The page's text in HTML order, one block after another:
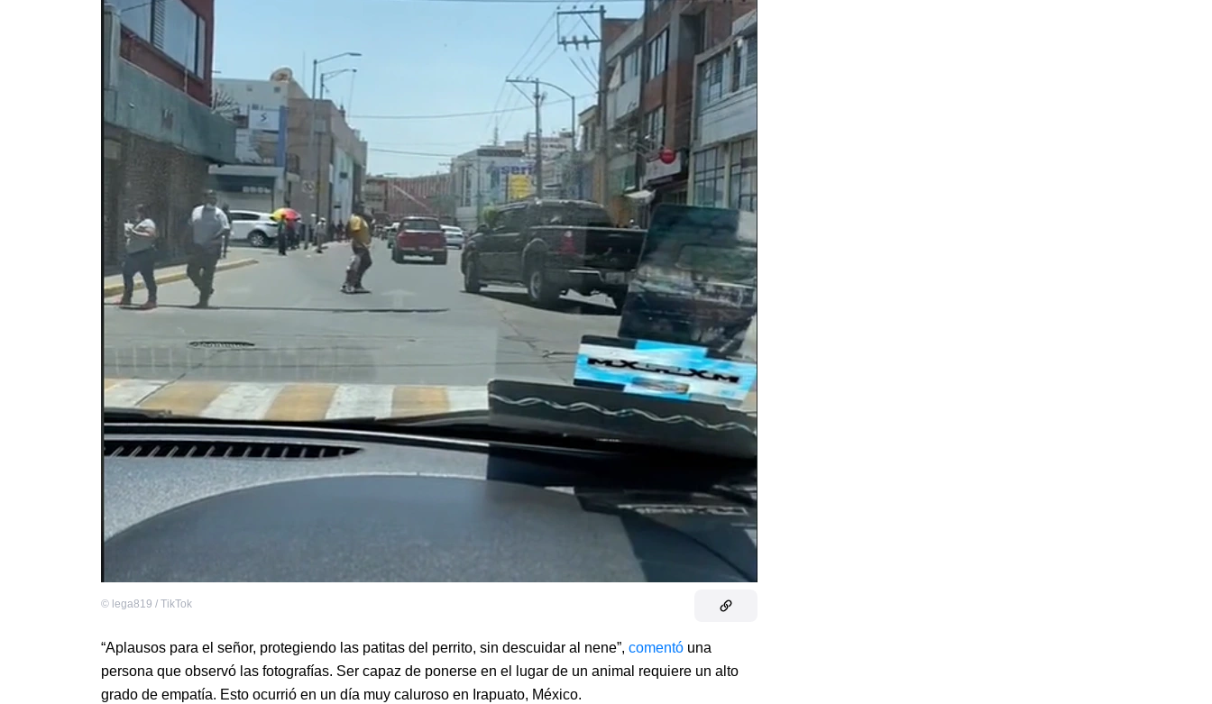
© lega819 / TikTok
“Aplausos para el señor, protegiendo las patitas del perrito, sin descuidar al nene”, comentó una
persona que observó las fotografías. Ser capaz de ponerse en el lugar de un animal requiere un alto
grado de empatía. Esto ocurrió en un día muy caluroso en Irapuato, México.